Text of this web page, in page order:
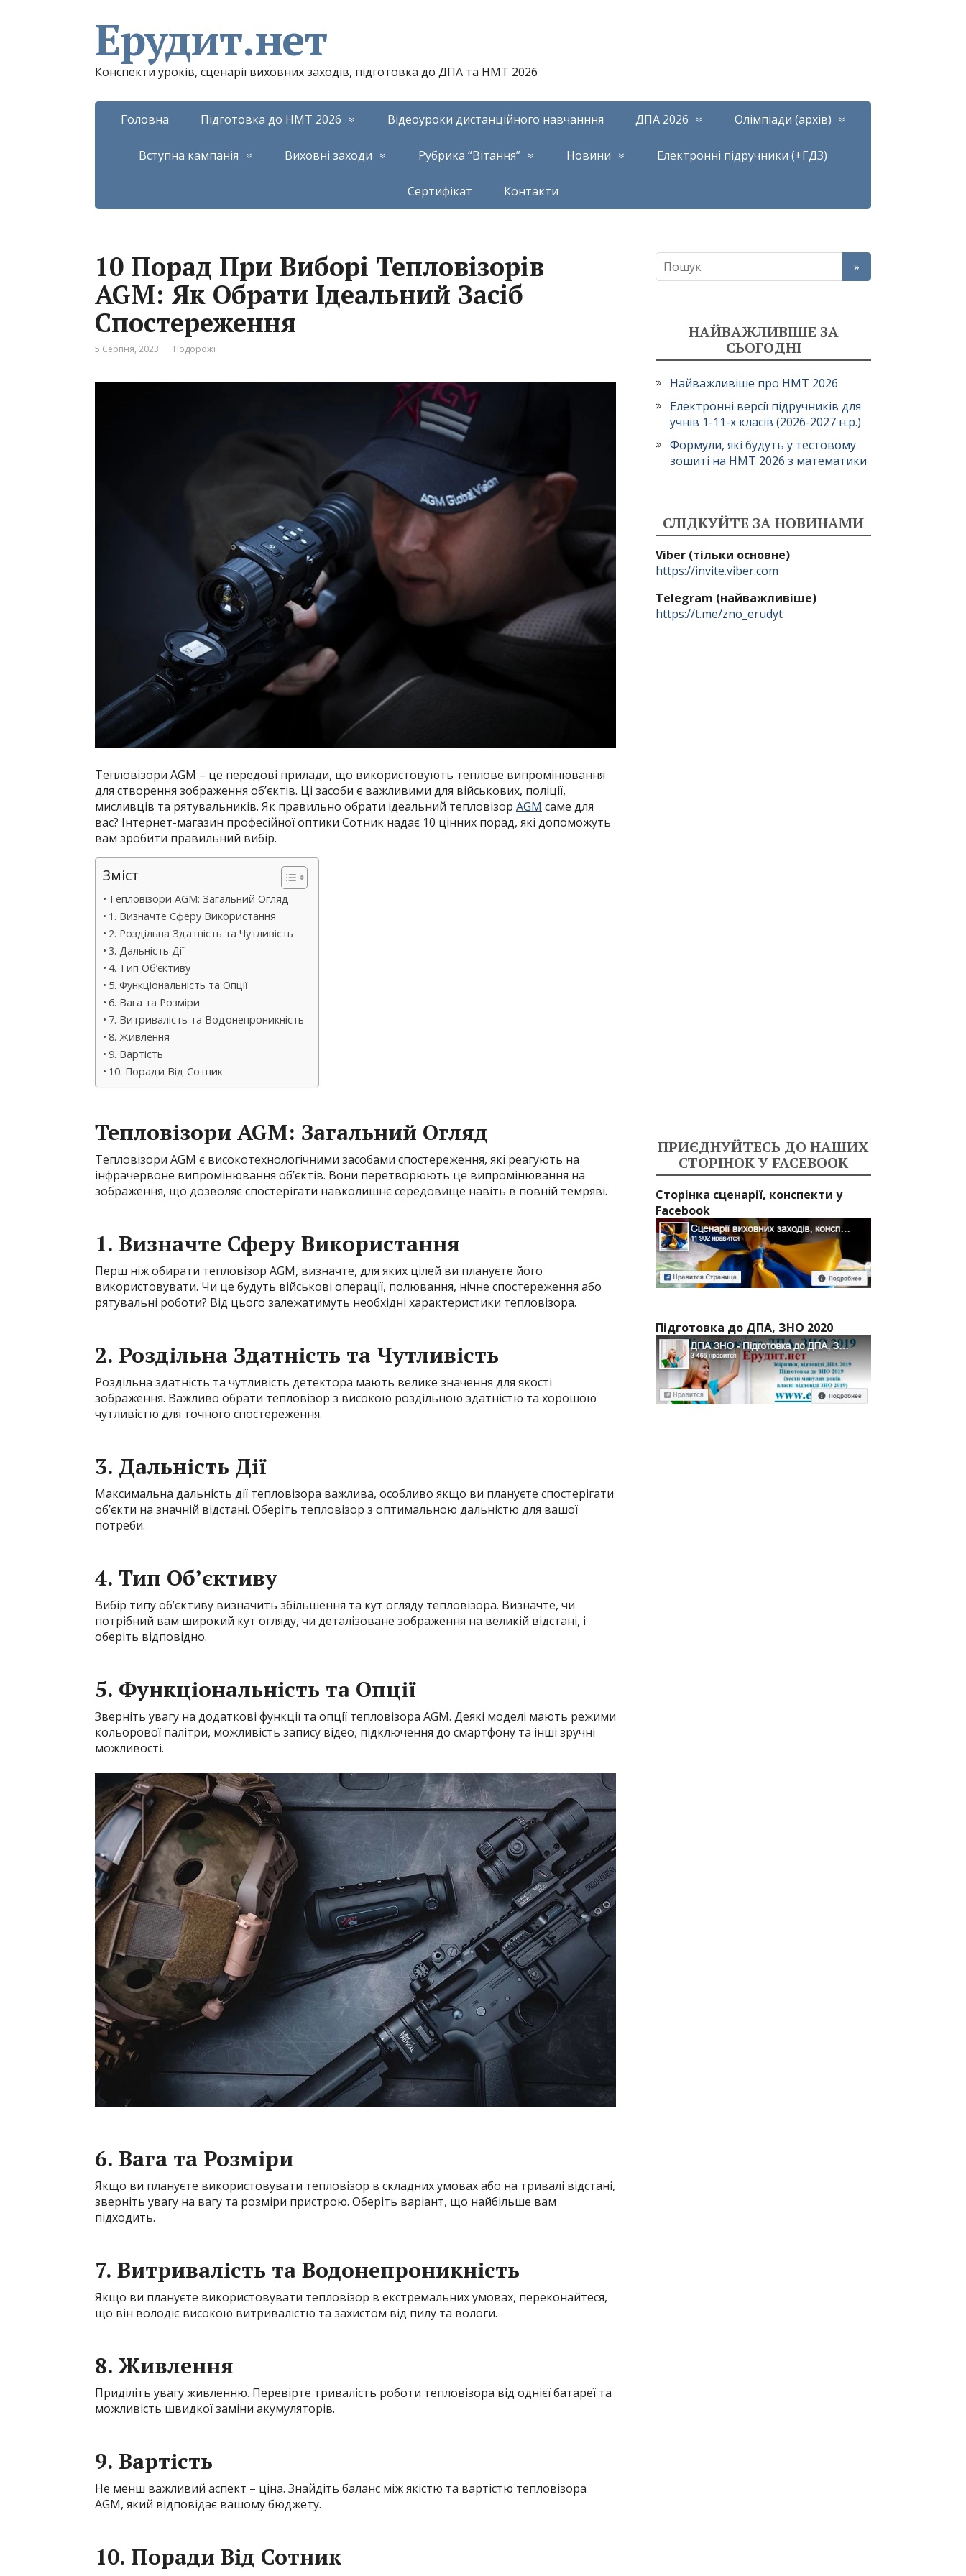
Ерудит.нет
Конспекти уроків, сценарії виховних заходів, підготовка до ДПА та НМТ 2026
Головна Підготовка до НМТ 2026 Відеоуроки дистанційного навчанння ДПА 2026 Олімпіади (архів)
Вступна кампанія Виховні заходи Рубрика “Вітання” Новини Електронні підручники (+ГДЗ)
Сертифікат Контакти
10 Порад При Виборі Тепловізорів
AGM: Як Обрати Ідеальний Засіб
Спостереження
5 Серпня, 2023 Подорожі
Тепловізори AGM – це передові прилади, що використовують теплове випромінювання
для створення зображення об’єктів. Ці засоби є важливими для військових, поліції,
мисливців та рятувальників. Як правильно обрати ідеальний тепловізор AGM саме для
вас? Інтернет-магазин професійної оптики Сотник надає 10 цінних порад, які допоможуть
вам зробити правильний вибір.
Зміст
Тепловізори AGM: Загальний Огляд
1. Визначте Сферу Використання
2. Роздільна Здатність та Чутливість
3. Дальність Дії
4. Тип Об’єктиву
5. Функціональність та Опції
6. Вага та Розміри
7. Витривалість та Водонепроникність
8. Живлення
9. Вартість
10. Поради Від Сотник
Тепловізори AGM: Загальний Огляд
Тепловізори AGM є високотехнологічними засобами спостереження, які реагують на
інфрачервоне випромінювання об’єктів. Вони перетворюють це випромінювання на
зображення, що дозволяє спостерігати навколишнє середовище навіть в повній темряві.
1. Визначте Сферу Використання
Перш ніж обирати тепловізор AGM, визначте, для яких цілей ви плануєте його
використовувати. Чи це будуть військові операції, полювання, нічне спостереження або
рятувальні роботи? Від цього залежатимуть необхідні характеристики тепловізора.
2. Роздільна Здатність та Чутливість
Роздільна здатність та чутливість детектора мають велике значення для якості
зображення. Важливо обрати тепловізор з високою роздільною здатністю та хорошою
чутливістю для точного спостереження.
3. Дальність Дії
Максимальна дальність дії тепловізора важлива, особливо якщо ви плануєте спостерігати
об’єкти на значній відстані. Оберіть тепловізор з оптимальною дальністю для вашої
потреби.
4. Тип Об’єктиву
Вибір типу об’єктиву визначить збільшення та кут огляду тепловізора. Визначте, чи
потрібний вам широкий кут огляду, чи деталізоване зображення на великій відстані, і
оберіть відповідно.
5. Функціональність та Опції
Зверніть увагу на додаткові функції та опції тепловізора AGM. Деякі моделі мають режими
кольорової палітри, можливість запису відео, підключення до смартфону та інші зручні
можливості.
6. Вага та Розміри
Якщо ви плануєте використовувати тепловізор в складних умовах або на тривалі відстані,
зверніть увагу на вагу та розміри пристрою. Оберіть варіант, що найбільше вам
підходить.
7. Витривалість та Водонепроникність
Якщо ви плануєте використовувати тепловізор в екстремальних умовах, переконайтеся,
що він володіє високою витривалістю та захистом від пилу та вологи.
8. Живлення
Приділіть увагу живленню. Перевірте тривалість роботи тепловізора від однієї батареї та
можливість швидкої заміни акумуляторів.
9. Вартість
Не менш важливий аспект – ціна. Знайдіть баланс між якістю та вартістю тепловізора
AGM, який відповідає вашому бюджету.
10. Поради Від Сотник
НАЙВАЖЛИВІШЕ ЗА
СЬОГОДНІ
Найважливіше про НМТ 2026
Електронні версії підручників для
учнів 1-11-х класів (2026-2027 н.р.)
Формули, які будуть у тестовому
зошиті на НМТ 2026 з математики
СЛІДКУЙТЕ ЗА НОВИНАМИ
Viber (тільки основне)
https://invite.viber.com
Telegram (найважливіше)
https://t.me/zno_erudyt
ПРИЄДНУЙТЕСЬ ДО НАШИХ
СТОРІНОК У FACEBOOK
Сторінка сценарії, конспекти у
Facebook
Підготовка до ДПА, ЗНО 2020